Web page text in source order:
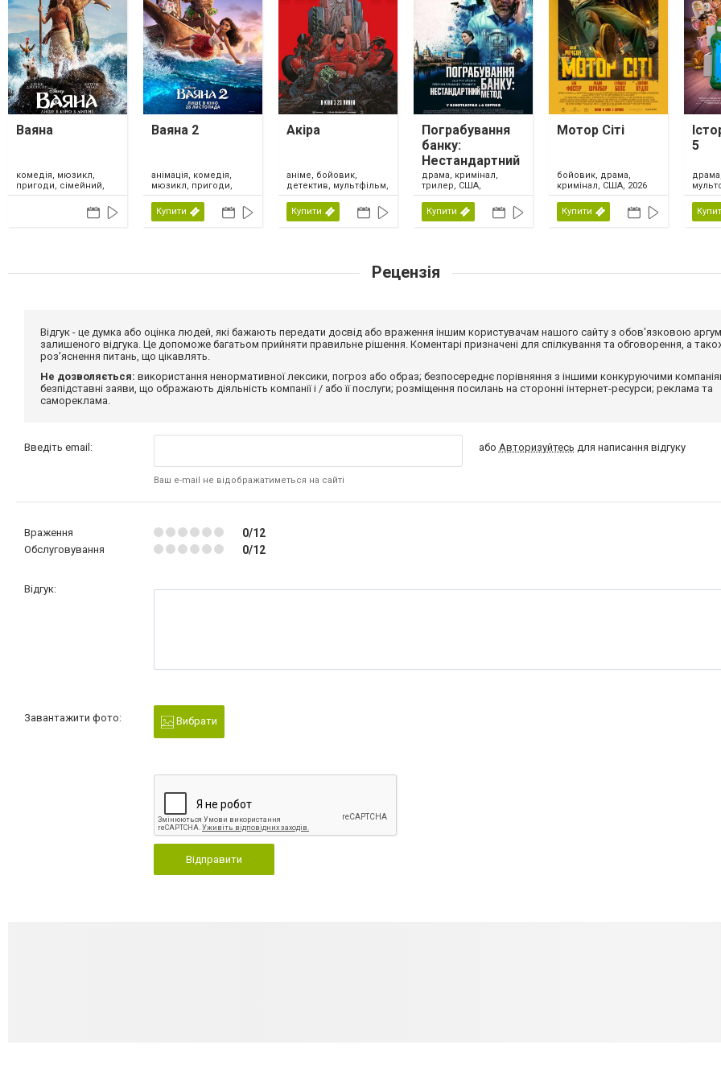
Ваяна
комедія, мюзикл,
пригоди, сімейний,
США, Нова Зеландія,
Ваяна 2
анімація, комедія,
мюзикл, пригоди,
сімейний, США,
Канада, 2024
Купити
Акіра
аніме, бойовик,
детектив, мультфільм,
трилер, фантастика,
Японія, 2026
Купити
Пограбування
банку:
Нестандартний
метод
драма, кримінал,
трилер, США,
Великобританія,
Ірландія, 2026
Купити
Мотор Сіті
бойовик, драма,
кримінал, США, 2026
Купити
5
США,
Рецензія
Відгук - це думка або оцінка людей, які бажають передати досвід або враження іншим користувачам нашого сайту з обов'язковою
залишеного відгука. Це допоможе багатьом прийняти правильне рішення. Коментарі призначені для спілкування та обговорення, а
роз'яснення питань, що цікавлять.
Не дозволяється: використання ненормативної лексики, погроз або образ; безпосереднє порівняння з іншими конкуруючими
безпідставні заяви, що ображають діяльність компанії і / або її послуги; розміщення посилань на сторонні інтернет-ресурси; реклама та
самореклама.
Введіть email:
Ваш e-mail не відображатиметься на сайті
або Авторизуйтесь для написання відгуку
Враження 0/12
Обслуговування 0/12
Відгук:
Завантажити фото: Вибрати
Відправити